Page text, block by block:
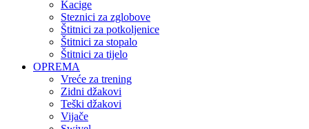
Kacige
Steznici za zglobove
Štitnici za potkoljenice
Štitnici za stopalo
Štitnici za tijelo
OPREMA
Vreće za trening
Zidni džakovi
Teški džakovi
Vijače